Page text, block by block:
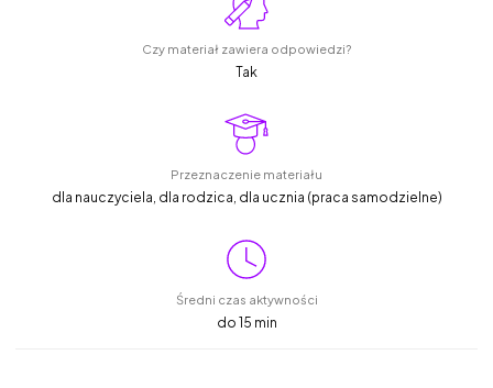
Czy materiał zawiera odpowiedzi?
Tak
Przeznaczenie materiału
dla nauczyciela, dla rodzica, dla ucznia (praca samodzielne)
Średni czas aktywności
do 15 min